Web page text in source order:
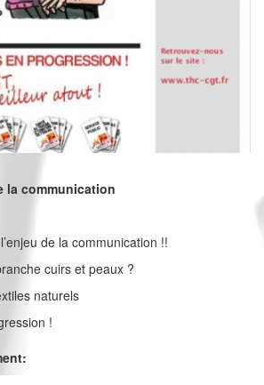
la communication
de la communication !!
cuirs et peaux ?
naturels
!